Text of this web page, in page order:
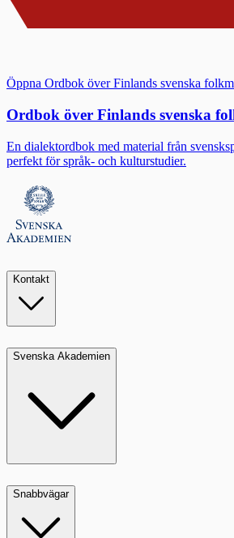
Öppna Ordbok över Finlands svenska
Ordbok över Finlands svenska
En dialektordbok med material från
perfekt för språk- och kulturstudier.
Kontakt
Svenska Akademien
Snabbvägar